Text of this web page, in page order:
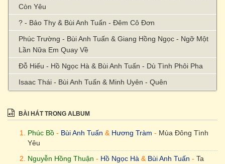
Còn Yêu
? - Bảo Thy & Bùi Anh Tuấn - Đêm Cô Đơn
Phúc Trường - Bùi Anh Tuấn & Giang Hồng Ngọc - Ngỡ Một
Lần Nữa Em Quay Về
Đỗ Hiếu - Hồ Ngọc Hà & Bùi Anh Tuấn - Dù Tình Phôi Pha
Isaac Thái - Bùi Anh Tuấn & Minh Uyên - Quên
BÀI HÁT TRONG ALBUM
Phúc Bồ - Bùi Anh Tuấn & Hương Tràm - Mùa Đông Tình
Yêu
Nguyễn Hồng Thuận - Hồ Ngọc Hà & Bùi Anh Tuấn - Ta